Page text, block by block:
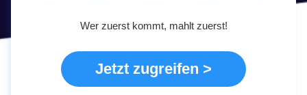
Wer zuerst kommt, mahlt zuerst!
Jetzt zugreifen >